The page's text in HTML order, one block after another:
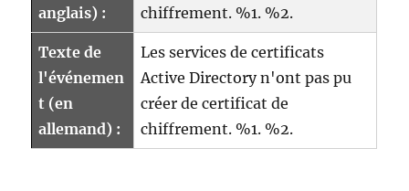
anglais) :
chiffrement. %1. %2.
Texte de
l'événemen
t (en
allemand) :
Les services de certificats
Active Directory n'ont pas pu
créer de certificat de
chiffrement. %1. %2.